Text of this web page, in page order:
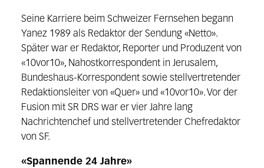
Seine Karriere beim Schweizer Fernsehen begann
Yanez 1989 als Redaktor der Sendung «Netto».
Später war er Redaktor, Reporter und Produzent von
«10vor10», Nahostkorrespondent in Jerusalem,
Bundeshaus-Korrespondent sowie stellvertretender
Redaktionsleiter von «Quer» und «10vor10». Vor der
Fusion mit SR DRS war er vier Jahre lang
Nachrichtenchef und stellvertretender Chefredaktor
von SF.
«Spannende 24 Jahre»